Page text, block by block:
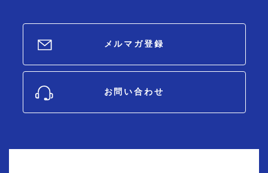
メルマガ登録
お問い合わせ